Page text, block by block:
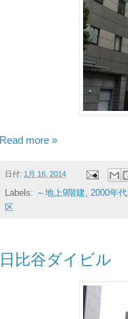
Read more »
日付: 1月 16, 2014
Labels: ～地上9階建 2000年代
区
日比谷ダイビル